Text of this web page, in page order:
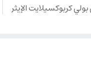
كربوكسيلایت الإيثر